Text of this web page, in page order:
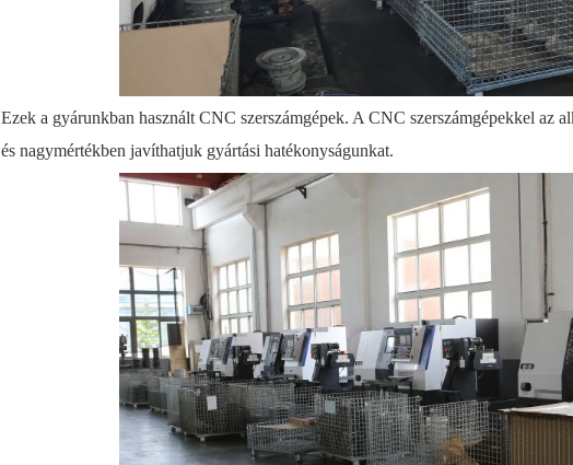
Ezek a gyárunkban használt CNC szerszámgépek. A CNC szerszámgépekkel az
és nagymértékben javíthatjuk gyártási hatékonyságunkat.